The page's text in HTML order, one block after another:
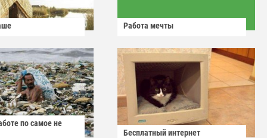
Работа мечты
по самое не
Бесплатный интернет